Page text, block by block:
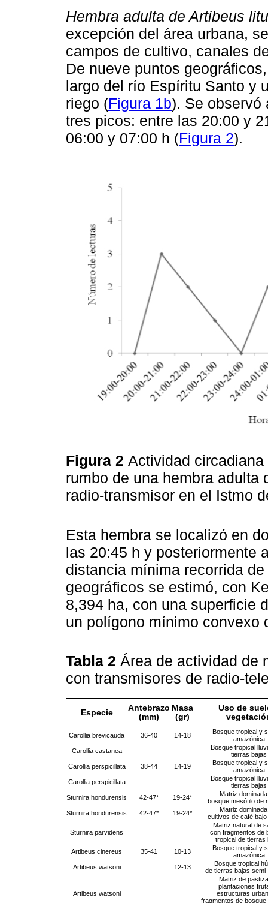
Hembra adulta de Artibeus
excepción del área urbana,
campos de cultivo, canales
De nueve puntos
largo del río Espíritu Santo y
riego (Figura 1b). Se observó
tres picos: entre las 20:00 y
06:00 y 07:00 h (Figura 2).
Figura 2 Actividad
rumbo de una hembra adulta
radio-transmisor en el Istmo
Esta hembra se localizó en
las 20:45 h y posteriormente
distancia mínima recorrida
geográficos se estimó, con
8,394 ha, con una superficie
un polígono mínimo convexo
Tabla 2 Área de actividad de
con transmisores de radio-
Especie
Antebrazo
(mm)
Masa
(gr)
Uso de
Carollia brevicauda 36-40 14-18
Bosque tropical y
amazónica
Carollia castanea
Bosque tropical
tierras bajas
Carollia perspicillata
38-44 14-19
Bosque tropical y
amazónica
Carollia perspicillata
Bosque tropical
tierras bajas
Sturnira hondurensis
42-47* 19-24*
Matriz
bosque mesófilo de
Sturnira hondurensis
42-47* 19-24*
Matriz
cultivos de café
Sturnira parvidens
Matriz natural de
con fragmentos de
tropical de tierras
Artibeus cinereus
35-41 10-13
Bosque tropical y
amazónica
Artibeus watsoni
12-13
Bosque tropical
de tierras bajas
Artibeus watsoni
Matriz de
plantaciones
estructuras
fragmentos de bosque